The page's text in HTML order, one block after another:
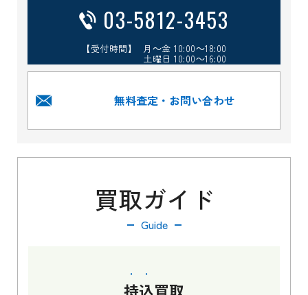
03-5812-3453
【受付時間】 月～金 10:00～18:00
土曜日 10:00～16:00
無料査定・お問い合わせ
買取ガイド
Guide
持込買取